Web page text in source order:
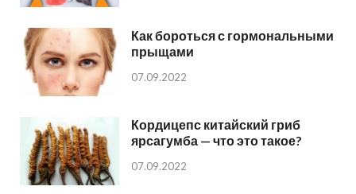
Как бороться с гормональными
прыщами
07.09.2022
Кордицепс китайский гриб
ярсагумба — что это такое?
07.09.2022